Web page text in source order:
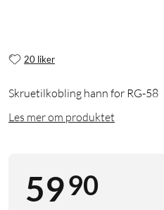
20 liker
Skruetilkobling hann for RG-58
Les mer om produktet
5990